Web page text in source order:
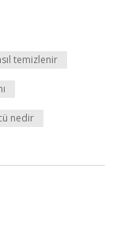
temizlenir
nedir